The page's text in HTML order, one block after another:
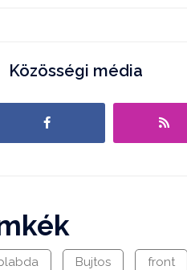
Közösségi média
Bujtos front